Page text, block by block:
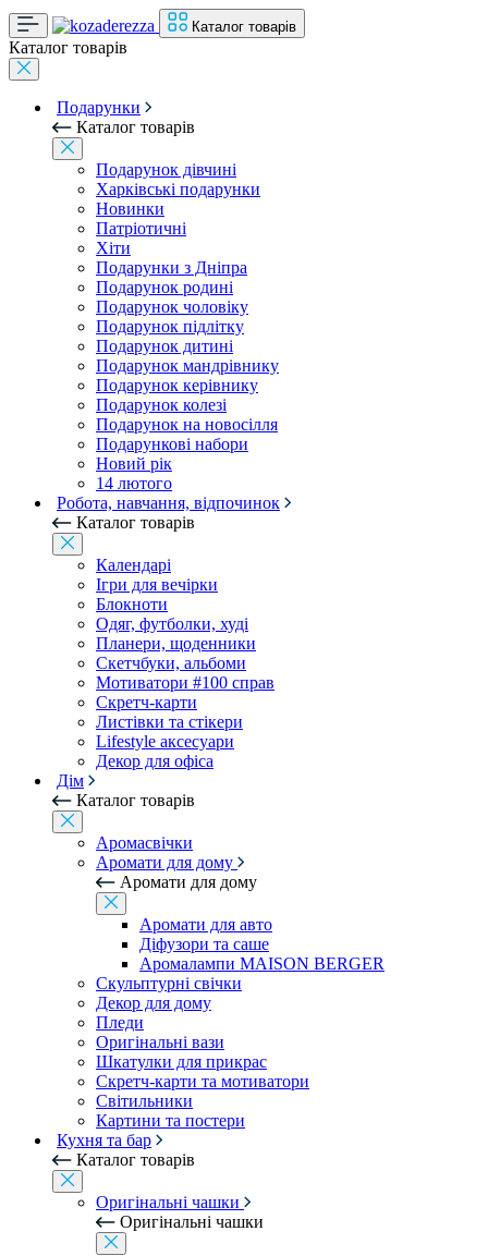
Каталог товарів
Каталог товарів
Подарунки
Каталог товарів
Подарунок дівчині
Харківські подарунки
Новинки
Патріотичні
Хіти
Подарунки з Дніпра
Подарунок родині
Подарунок чоловіку
Подарунок підлітку
Подарунок дитині
Подарунок мандрівнику
Подарунок керівнику
Подарунок колезі
Подарунок на новосілля
Подарункові набори
Новий рік
14 лютого
Робота, навчання, відпочинок
Каталог товарів
Календарі
Ігри для вечірки
Блокноти
Одяг, футболки, худі
Планери, щоденники
Скетчбуки, альбоми
Мотиватори #100 справ
Скретч-карти
Листівки та стікери
Lifestyle аксесуари
Декор для офіса
Дім
Каталог товарів
Аромасвічки
Аромати для дому
Аромати для дому
Аромати для авто
Діфузори та саше
Аромалампи MAISON BERGER
Скульптурні свічки
Декор для дому
Пледи
Оригінальні вази
Шкатулки для прикрас
Скретч-карти та мотиватори
Світильники
Картини та постери
Кухня та бар
Каталог товарів
Оригінальні чашки
Оригінальні чашки